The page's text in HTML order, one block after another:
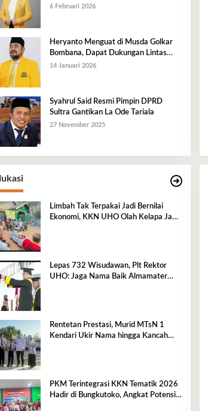
Ketua DPD II Golkar Mubar
6 Februari 2026
Heryanto Menguat di Musda Golkar
Bombana, Dapat Dukungan Lintas
Fraksi dan Akar Rumput
14 Januari 2026
Syahrul Said Resmi Pimpin DPRD
Sultra Gantikan La Ode Tariala
27 November 2025
Limbah Tak Terpakai Jadi Bernilai
Ekonomi, KKN UHO Olah Kelapa Jadi
Lepas 732 Wisudawan, Plt Rektor
UHO: Jaga Nama Baik Almamater
Rentetan Prestasi, Murid MTsN 1
Kendari Ukir Nama hingga Kancah
PKM Terintegrasi KKN Tematik 2026
Hadir di Bungkutoko, Angkat Potensi